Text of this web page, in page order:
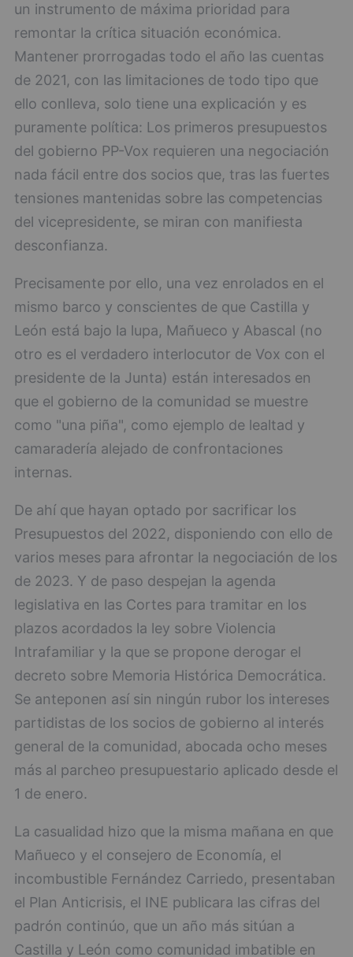
un instrumento de máxima prioridad para
remontar la crítica situación económica.
Mantener prorrogadas todo el año las cuentas
de 2021, con las limitaciones de todo tipo que
ello conlleva, solo tiene una explicación y es
puramente política: Los primeros presupuestos
del gobierno PP-Vox requieren una negociación
nada fácil entre dos socios que, tras las fuertes
tensiones mantenidas sobre las competencias
del vicepresidente, se miran con manifiesta
desconfianza.
Precisamente por ello, una vez enrolados en el
mismo barco y conscientes de que Castilla y
León está bajo la lupa, Mañueco y Abascal (no
otro es el verdadero interlocutor de Vox con el
presidente de la Junta) están interesados en
que el gobierno de la comunidad se muestre
como "una piña", como ejemplo de lealtad y
camaradería alejado de confrontaciones
internas.
De ahí que hayan optado por sacrificar los
Presupuestos del 2022, disponiendo con ello de
varios meses para afrontar la negociación de los
de 2023. Y de paso despejan la agenda
legislativa en las Cortes para tramitar en los
plazos acordados la ley sobre Violencia
Intrafamiliar y la que se propone derogar el
decreto sobre Memoria Histórica Democrática.
Se anteponen así sin ningún rubor los intereses
partidistas de los socios de gobierno al interés
general de la comunidad, abocada ocho meses
más al parcheo presupuestario aplicado desde el
1 de enero.
La casualidad hizo que la misma mañana en que
Mañueco y el consejero de Economía, el
incombustible Fernández Carriedo, presentaban
el Plan Anticrisis, el INE publicara las cifras del
padrón continúo, que un año más sitúan a
Castilla y León como comunidad imbatible en